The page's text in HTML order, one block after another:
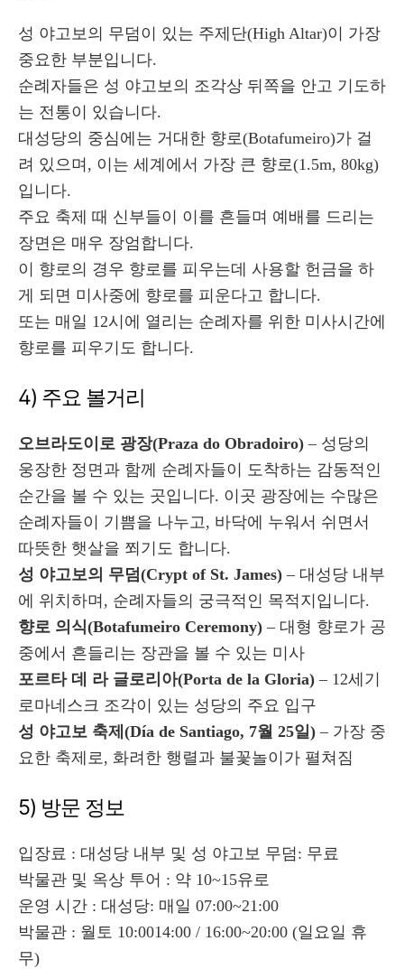
성 야고보의 무덤이 있는 주제단(High Altar)이 가장
중요한 부분입니다.
순례자들은 성 야고보의 조각상 뒤쪽을 안고 기도하
는 전통이 있습니다.
대성당의 중심에는 거대한 향로(Botafumeiro)가 걸
려 있으며, 이는 세계에서 가장 큰 향로(1.5m, 80kg)
입니다.
주요 축제 때 신부들이 이를 흔들며 예배를 드리는
장면은 매우 장엄합니다.
이 향로의 경우 향로를 피우는데 사용할 헌금을 하
게 되면 미사중에 향로를 피운다고 합니다.
또는 매일 12시에 열리는 순례자를 위한 미사시간에
향로를 피우기도 합니다.
4) 주요 볼거리
오브라도이로 광장(Praza do Obradoiro) – 성당의
웅장한 정면과 함께 순례자들이 도착하는 감동적인
순간을 볼 수 있는 곳입니다. 이곳 광장에는 수많은
순례자들이 기쁨을 나누고, 바닥에 누워서 쉬면서
따뜻한 햇살을 쬐기도 합니다.
성 야고보의 무덤(Crypt of St. James) – 대성당 내부
에 위치하며, 순례자들의 궁극적인 목적지입니다.
향로 의식(Botafumeiro Ceremony) – 대형 향로가 공
중에서 흔들리는 장관을 볼 수 있는 미사
포르타 데 라 글로리아(Porta de la Gloria) – 12세기
로마네스크 조각이 있는 성당의 주요 입구
성 야고보 축제(Día de Santiago, 7월 25일) – 가장 중
요한 축제로, 화려한 행렬과 불꽃놀이가 펼쳐짐
5) 방문 정보
입장료 : 대성당 내부 및 성 야고보 무덤: 무료
박물관 및 옥상 투어 : 약 10~15유로
운영 시간 : 대성당: 매일 07:00~21:00
박물관 : 월토 10:0014:00 / 16:00~20:00 (일요일 휴
무)